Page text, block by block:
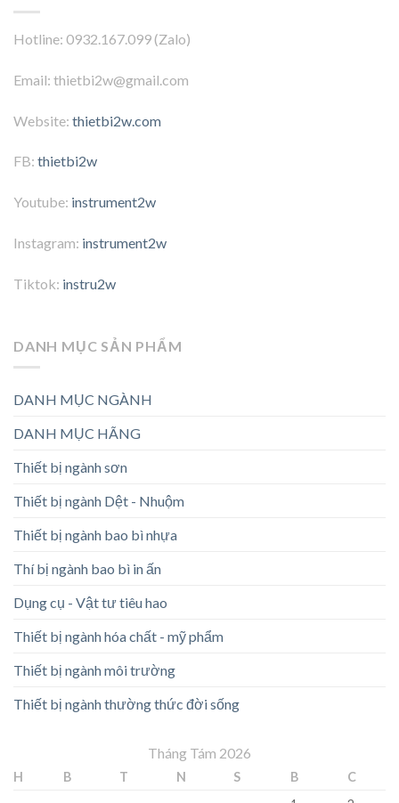
Hotline: 0932.167.099 (Zalo)
Email: thietbi2w@gmail.com
Website: thietbi2w.com
FB: thietbi2w
Youtube: instrument2w
Instagram: instrument2w
Tiktok: instru2w
DANH MỤC SẢN PHẨM
DANH MỤC NGÀNH
DANH MỤC HÃNG
Thiết bị ngành sơn
Thiết bị ngành Dệt - Nhuộm
Thiết bị ngành bao bì nhựa
Thí bị ngành bao bì in ấn
Dụng cụ - Vật tư tiêu hao
Thiết bị ngành hóa chất - mỹ phẩm
Thiết bị ngành môi trường
Thiết bị ngành thường thức đời sống
Tháng Tám 2026
H B T N S B
C